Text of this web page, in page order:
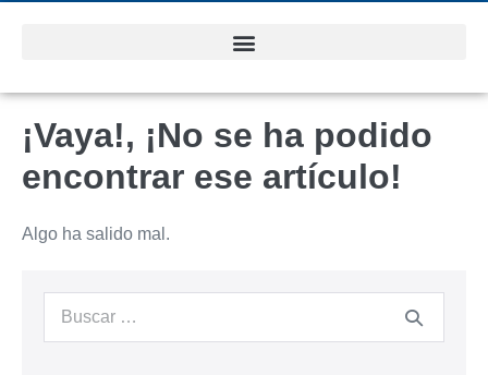
¡Vaya!, ¡No se ha podido
encontrar ese artículo!
Algo ha salido mal.